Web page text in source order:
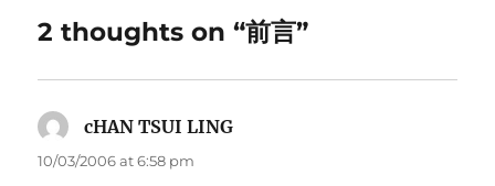
2 thoughts on “前言”
cHAN TSUI LING
10/03/2006 at 6:58 pm